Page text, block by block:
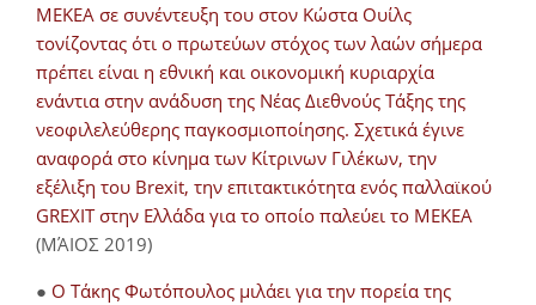
ΜΕΚΕΑ σε συνέντευξη του στον Κώστα Ουίλς
τονίζοντας ότι ο πρωτεύων στόχος των λαών σήμερα
πρέπει είναι η εθνική και οικονομική κυριαρχία
ενάντια στην ανάδυση της Νέας Διεθνούς Τάξης της
νεοφιλελεύθερης παγκοσμιοποίησης. Σχετικά έγινε
αναφορά στο κίνημα των Κίτρινων Γιλέκων, την
εξέλιξη του Brexit, την επιτακτικότητα ενός παλλαϊκού
GREXIT στην Ελλάδα για το οποίο παλεύει το ΜΕΚΕΑ
(ΜΆΙΟΣ 2019)
● Ο Τάκης Φωτόπουλος μιλάει για την πορεία της